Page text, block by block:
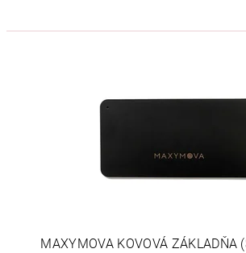
MAXYMOVA KOVOVÁ ZÁKLADŇA